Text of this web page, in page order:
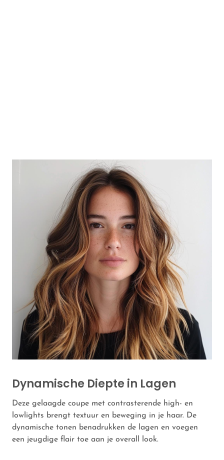
Dynamische Diepte in Lagen
Deze gelaagde coupe met contrasterende high- en
lowlights brengt textuur en beweging in je haar. De
dynamische tonen benadrukken de lagen en voegen
een jeugdige flair toe aan je overall look.